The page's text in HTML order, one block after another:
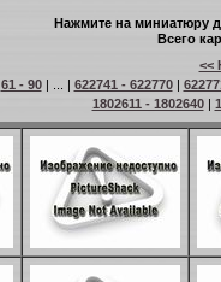
Нажмите на миниатюру
Всего
<<
61 - 90| ... | 622741 - 622770|
1802611 - 1802640|